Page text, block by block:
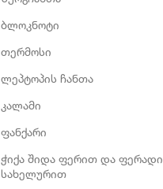
ბლოკნოტი
თერმოსი
ლეპტოპის ჩანთა
კალამი
ფანქარი
ჭიქა შიდა ფერით და ფერადი
სახელურით